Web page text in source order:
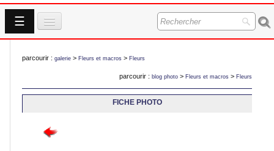
☰
A Propos
parcourir : galerie > Fleurs et macros > Fleurs
parcourir : blog photo > Fleurs et macros > Fleurs
FICHE PHOTO